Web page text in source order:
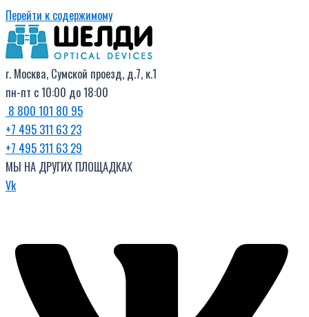
Перейти к содержимому
г. Москва, Сумской проезд, д.7, к.1
пн-пт с 10:00 до 18:00
8 800 101 80 95
+7 495 311 63 23
+7 495 311 63 29
МЫ НА ДРУГИХ ПЛОЩАДКАХ
Vk